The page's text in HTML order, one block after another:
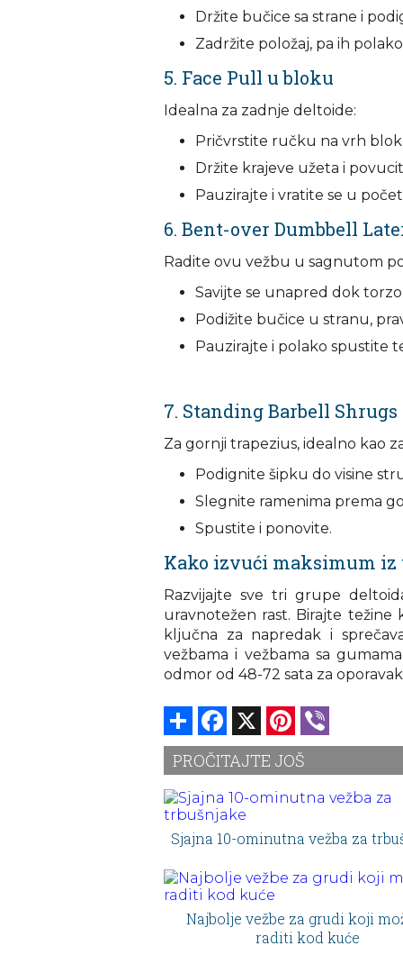
Držite bučice sa strane i
Zadržite položaj, pa ih
5. Face Pull u bloku
Idealna za zadnje deltoide:
Pričvrstite ručku na vrh
Držite krajeve užeta i
Pauzirajte i vratite se u
6. Bent-over Dumbbell
Radite ovu vežbu u sagnutom
Savijte se unapred dok
Podižite bučice u stranu,
Pauzirajte i polako spustite
7. Standing Barbell Shrugs
Za gornji trapezius, idealno kao
Podignite šipku do visine
Slegnite ramenima prema
Spustite i ponovite.
Kako izvući maksimum iz
Razvijajte sve tri grupe
uravnotežen rast. Birajte
ključna za napredak i
vežbama i vežbama sa
odmor od 48-72 sata za
Share Facebook Pinterest
PROČITAJTE JOŠ
Sjajna 10-ominutna vežba za
Najbolje vežbe za grudi koji
raditi kod kuće